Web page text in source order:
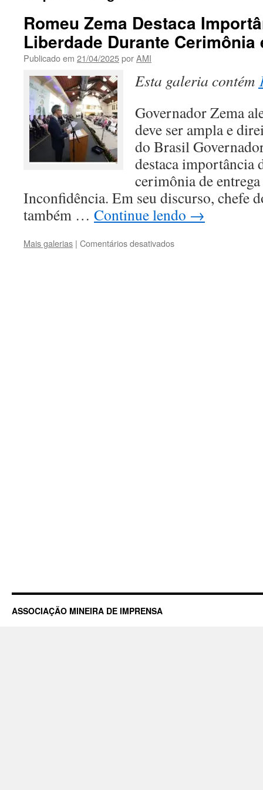
Romeu Zema Destaca
Liberdade Durante Cerimônia
Publicado em 21/04/2025porAMI
Esta galeria contém
Governador Zema
deve ser ampla e
do Brasil
destaca importância
cerimônia de
Inconfidência. Em seu discurso, chefe
também … Continue lendo →
Mais galerias | Comentários desativadosem
ASSOCIAÇÃO MINEIRA DE IMPRENSA